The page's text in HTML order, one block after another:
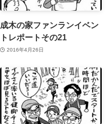
成木の家ファンランイベン
トレポートその21
2016年4月26日